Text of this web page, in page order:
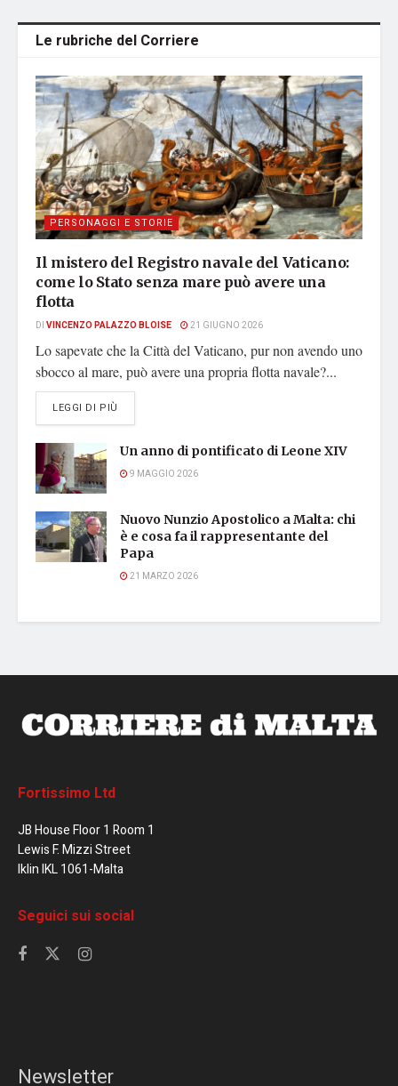
Le rubriche del Corriere
PERSONAGGI E STORIE
Il mistero del Registro navale del Vaticano:
come lo Stato senza mare può avere una
flotta
DI VINCENZO PALAZZO BLOISE 21 GIUGNO 2026
Lo sapevate che la Città del Vaticano, pur non avendo uno
sbocco al mare, può avere una propria flotta navale?...
LEGGI DI PIÙ
Un anno di pontificato di Leone XIV
9 MAGGIO 2026
Nuovo Nunzio Apostolico a Malta: chi
è e cosa fa il rappresentante del
Papa
21 MARZO 2026
Fortissimo Ltd
JB House Floor 1 Room 1
Lewis F. Mizzi Street
Iklin IKL 1061-Malta
Seguici sui social
Newsletter